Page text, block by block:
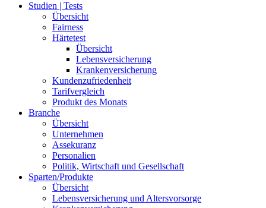
Studien | Tests
Übersicht
Fairness
Härtetest
Übersicht
Lebensversicherung
Krankenversicherung
Kundenzufriedenheit
Tarifvergleich
Produkt des Monats
Branche
Übersicht
Unternehmen
Assekuranz
Personalien
Politik, Wirtschaft und Gesellschaft
Sparten/Produkte
Übersicht
Lebensversicherung und Altersvorsorge